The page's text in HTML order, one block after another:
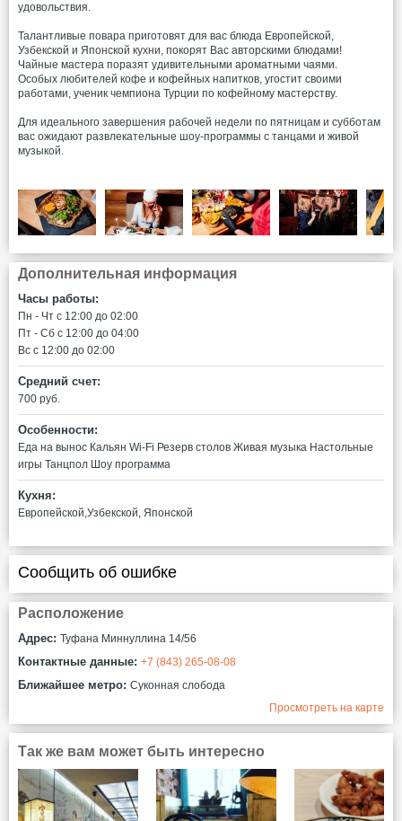
удовольствия.
Талантливые повара приготовят для вас блюда Европейской,
Узбекской и Японской кухни, покорят Вас авторскими блюдами!
Чайные мастера поразят удивительными ароматными чаями.
Особых любителей кофе и кофейных напитков, угостит своими
работами, ученик чемпиона Турции по кофейному мастерству.
Для идеального завершения рабочей недели по пятницам и субботам
вас ожидают развлекательные шоу-программы с танцами и живой
музыкой.
Дополнительная информация
Часы работы:
Пн - Чт c 12:00 до 02:00
Пт - Сб c 12:00 до 04:00
Вс c 12:00 до 02:00
Средний счет:
700 руб.
Особенности:
Еда на вынос Кальян Wi-Fi Резерв столов Живая музыка Настольные
игры Танцпол Шоу программа
Кухня:
Европейской,Узбекской, Японской
Сообщить об ошибке
Расположение
Адрес: Туфана Миннуллина 14/56
Контактные данные: +7 (843) 265-08-08
Ближайшее метро: Суконная слобода
Просмотреть на карте
Так же вам может быть интересно